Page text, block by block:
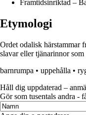
Framtidsinriktad –
Etymologi
Ordet odalisk härstammar
slavar eller tjänarinnor
barnrumpa • uppehålla •
Håll dig uppdaterad –
Gör som tusentals andra -